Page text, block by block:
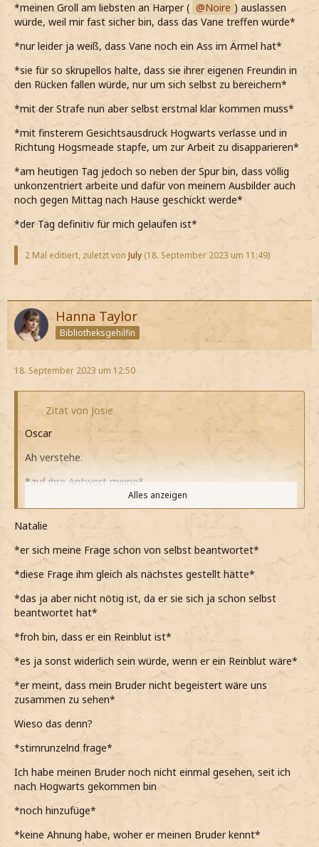
*meinen Groll am liebsten an Harper (
Noire ) auslassen
würde, weil mir fast sicher bin, dass das Vane treffen würde*
*nur leider ja weiß, dass Vane noch ein Ass im Ärmel hat*
*sie für so skrupellos halte, dass sie ihrer eigenen Freundin in
den Rücken fallen würde, nur um sich selbst zu bereichern*
*mit der Strafe nun aber selbst erstmal klar kommen muss*
*mit finsterem Gesichtsausdruck Hogwarts verlasse und in
Richtung Hogsmeade stapfe, um zur Arbeit zu disapparieren*
*am heutigen Tag jedoch so neben der Spur bin, dass völlig
unkonzentriert arbeite und dafür von meinem Ausbilder auch
noch gegen Mittag nach Hause geschickt werde*
*der Tag definitiv für mich gelaufen ist*
2 Mal editiert, zuletzt von July (18. September 2023 um 11:49)
Hanna Taylor
Bibliotheksgehilfin
18. September 2023 um 12:50
Zitat von Josie
Oscar
Ah verstehe.
*auf ihre Antwort meine*
*gar nicht wusste, dass er Geschwister in Hogwarts hat*
*sie scheinbar nicht zu wissen scheint wer ich bin, sie
sonst nie so nett zu mir wäre*
*sie ein echt schönes Lächeln hat, aber sie trotzdem eine
Mulciber ist*
Und bevor du fragst, ja, ich bin ein Reinblut.
*auf ihre ungestellte Frage antworte*
*aber eindeutig in die Kategorie Blutsverräter fallen
würde*
Aber dein Bruder würde uns trotzdem sicher nicht gerne
Zumindest nicht wenn du dich nett mit mir unterhält.
*hinzufüge*
*nicht weiß warum ihr das sage*
*wahrscheinlich einfach weil nichts mit einer Mulciber
zutun haben will, schon gar nichts Stephens Schwester,
Alles anzeigen
Natalie
*er sich meine Frage schon von selbst beantwortet*
*diese Frage ihm gleich als nächstes gestellt hätte*
*das ja aber nicht nötig ist, da er sie sich ja schon selbst
beantwortet hat*
*froh bin, dass er ein Reinblut ist*
*es ja sonst widerlich sein würde, wenn er ein Reinblut wäre*
*er meint, dass mein Bruder nicht begeistert wäre uns
zusammen zu sehen*
Wieso das denn?
*stirnrunzelnd frage*
Ich habe meinen Bruder noch nicht einmal gesehen, seit ich
nach Hogwarts gekommen bin
*noch hinzufüge*
*keine Ahnung habe, woher er meinen Bruder kennt*